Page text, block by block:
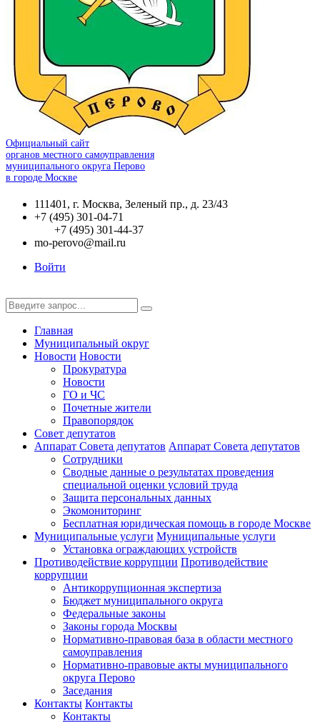
Официальный сайт
органов местного самоуправления
муниципального округа Перово
в городе Москве
111401, г. Москва, Зеленый пр., д. 23/43
+7 (495) 301-04-71
+7 (495) 301-44-37
mo-perovo@mail.ru
Войти
Главная
Муниципальный округ
Новости Новости
Прокуратура
Новости
ГО и ЧС
Почетные жители
Правопорядок
Совет депутатов
Аппарат Совета депутатов Аппарат Совета депутатов
Сотрудники
Сводные данные о результатах проведения
специальной оценки условий труда
Защита персональных данных
Экомониторинг
Бесплатная юридическая помощь в городе Москве
Муниципальные услуги Муниципальные услуги
Установка ограждающих устройств
Противодействие коррупции Противодействие
коррупции
Антикоррупционная экспертиза
Бюджет муниципального округа
Федеральные законы
Законы города Москвы
Нормативно-правовая база в области местного
самоуправления
Нормативно-правовые акты муниципального
округа Перово
Заседания
Контакты Контакты
Контакты